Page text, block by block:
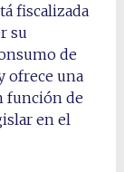
fiscalizada
su
de
ofrece una
función de
en el